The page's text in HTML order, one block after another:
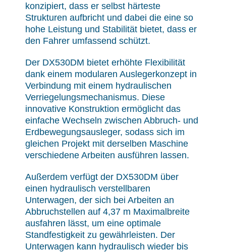
konzipiert, dass er selbst härteste
Strukturen aufbricht und dabei die eine so
hohe Leistung und Stabilität bietet, dass er
den Fahrer umfassend schützt.
Der DX530DM bietet erhöhte Flexibilität
dank einem modularen Auslegerkonzept in
Verbindung mit einem hydraulischen
Verriegelungsmechanismus. Diese
innovative Konstruktion ermöglicht das
einfache Wechseln zwischen Abbruch- und
Erdbewegungsausleger, sodass sich im
gleichen Projekt mit derselben Maschine
verschiedene Arbeiten ausführen lassen.
Außerdem verfügt der DX530DM über
einen hydraulisch verstellbaren
Unterwagen, der sich bei Arbeiten an
Abbruchstellen auf 4,37 m Maximalbreite
ausfahren lässt, um eine optimale
Standfestigkeit zu gewährleisten. Der
Unterwagen kann hydraulisch wieder bis